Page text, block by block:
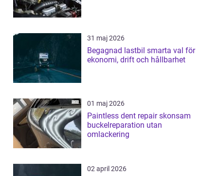
31 maj 2026
Begagnad lastbil smarta val för
ekonomi, drift och hållbarhet
01 maj 2026
Paintless dent repair skonsam
buckelreparation utan
omlackering
02 april 2026